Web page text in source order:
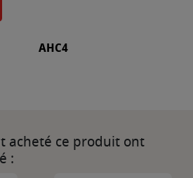
AHC4
acheté ce produit ont
: